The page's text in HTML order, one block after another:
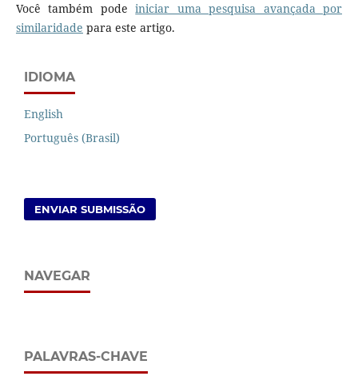
Você também podeiniciar uma pesquisa avançada por
similaridade para este artigo.
IDIOMA
English
Português (Brasil)
ENVIAR SUBMISSÃO
NAVEGAR
PALAVRAS-CHAVE